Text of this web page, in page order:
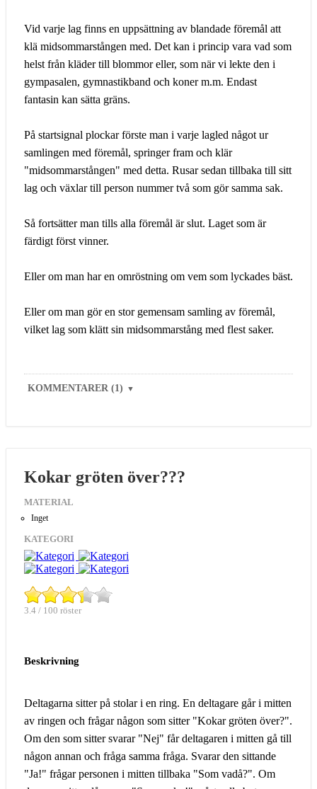
Vid varje lag finns en uppsättning av blandade föremål att
klä midsommarstången med. Det kan i princip vara vad som
helst från kläder till blommor eller, som när vi lekte den i
gympasalen, gymnastikband och koner m.m. Endast
fantasin kan sätta gräns.
På startsignal plockar förste man i varje lagled något ur
samlingen med föremål, springer fram och klär
"midsommarstången" med detta. Rusar sedan tillbaka till sitt
lag och växlar till person nummer två som gör samma sak.
Så fortsätter man tills alla föremål är slut. Laget som är
färdigt först vinner.
Eller om man har en omröstning om vem som lyckades bäst.
Eller om man gör en stor gemensam samling av föremål,
vilket lag som klätt sin midsommarstång med flest saker.
KOMMENTARER (1) ▼
Kokar gröten över???
MATERIAL
Inget
KATEGORI
3.4 / 100 röster
Beskrivning
Deltagarna sitter på stolar i en ring. En deltagare går i mitten
av ringen och frågar någon som sitter "Kokar gröten över?".
Om den som sitter svarar "Nej" får deltagaren i mitten gå till
någon annan och fråga samma fråga. Svarar den sittande
"Ja!" frågar personen i mitten tillbaka "Som vadå?". Om